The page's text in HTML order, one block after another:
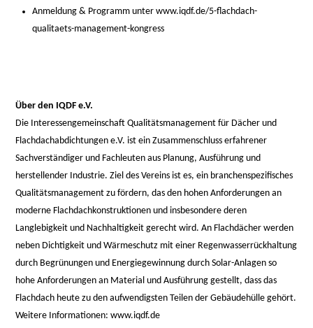
Anmeldung & Programm unter www.iqdf.de/5-flachdach-
qualitaets-management-kongress
Über den IQDF e.V.
Die Interessengemeinschaft Qualitätsmanagement für Dächer und
Flachdachabdichtungen e.V. ist ein Zusammenschluss erfahrener
Sachverständiger und Fachleuten aus Planung, Ausführung und
herstellender Industrie. Ziel des Vereins ist es, ein branchenspezifisches
Qualitätsmanagement zu fördern, das den hohen Anforderungen an
moderne Flachdachkonstruktionen und insbesondere deren
Langlebigkeit und Nachhaltigkeit gerecht wird. An Flachdächer werden
neben Dichtigkeit und Wärmeschutz mit einer Regenwasserrückhaltung
durch Begrünungen und Energiegewinnung durch Solar-Anlagen so
hohe Anforderungen an Material und Ausführung gestellt, dass das
Flachdach heute zu den aufwendigsten Teilen der Gebäudehülle gehört.
Weitere Informationen: www.iqdf.de